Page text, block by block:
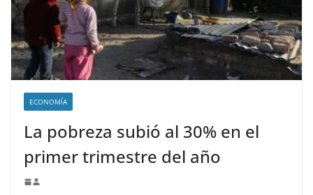
ECONOMÍA
La pobreza subió al 30% en el
primer trimestre del año